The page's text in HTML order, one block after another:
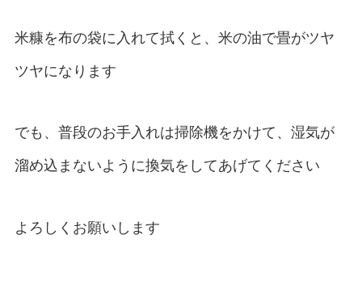
米糠を布の袋に入れて拭くと、米の油で畳がツヤ
ツヤになります
でも、普段のお手入れは掃除機をかけて、湿気が
溜め込まないように換気をしてあげてください
よろしくお願いします